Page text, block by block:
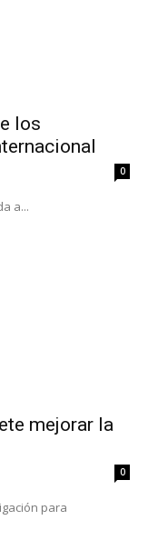
los
0
a...
mejorar la
0
para